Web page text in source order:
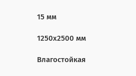
15 мм
1250х2500 мм
Влагостойкая